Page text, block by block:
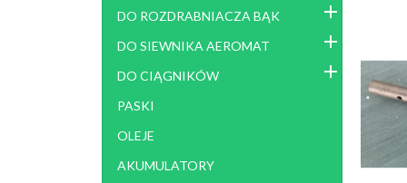
POMPA BM 65/30 I CZĘŚCI
WAPNA
DO ROZDRABNIACZA BĄK
DO SIEWNIKA AEROMAT
DO CIĄGNIKÓW
PASKI
OLEJE
AKUMULATORY